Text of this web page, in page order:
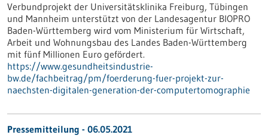
Verbundprojekt der Universitätsklinika Freiburg, Tübingen
und Mannheim unterstützt von der Landesagentur BIOPRO
Baden-Württemberg wird vom Ministerium für Wirtschaft,
Arbeit und Wohnungsbau des Landes Baden-Württemberg
mit fünf Millionen Euro gefördert.
https://www.gesundheitsindustrie-
bw.de/fachbeitrag/pm/foerderung-fuer-projekt-zur-
naechsten-digitalen-generation-der-computertomographie
Pressemitteilung - 06.05.2021